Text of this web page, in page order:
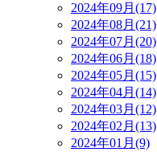
2024年09月(17)
2024年08月(21)
2024年07月(20)
2024年06月(18)
2024年05月(15)
2024年04月(14)
2024年03月(12)
2024年02月(13)
2024年01月(9)